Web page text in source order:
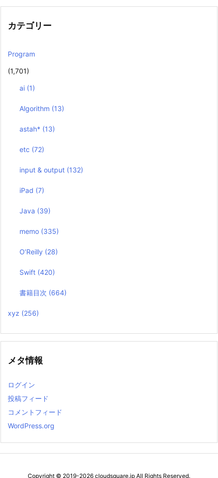
カテゴリー
Program
(1,701)
ai (1)
Algorithm (13)
astah* (13)
etc (72)
input & output (132)
iPad (7)
Java (39)
memo (335)
O’Reilly (28)
Swift (420)
書籍目次 (664)
xyz (256)
メタ情報
ログイン
投稿フィード
コメントフィード
WordPress.org
Copyright © 2019-2026 cloudsquare.jp All Rights Reserved.